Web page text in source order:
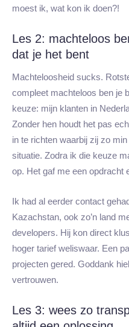
moest ik, wat kon ik doen?!
Les 2: machteloos
dat je het bent
Machteloosheid sucks.
compleet machteloos ben je
keuze: mijn klanten in
Zonder hen houdt het pas
in te richten waarbij zij zo
situatie. Zodra ik die keuze
op. Het gaf me een opdracht
Ik had al eerder contact
Kazachstan, ook zo’n land
developers. Hij kon direct
hoger tarief weliswaar. Een
projecten gered. Goddank
vertrouwen.
Les 3: wees zo